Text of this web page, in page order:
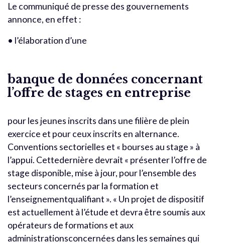
Le communiqué de presse des gouvernements
annonce, en effet :
• l’élaboration d’une
banque de données concernant
l’offre de stages en entreprise
pour les jeunes inscrits dans une filière de plein
exercice et pour ceux inscrits en alternance.
Conventions sectorielles et « bourses au stage » à
l’appui. Cettedernière devrait « présenter l’offre de
stage disponible, mise à jour, pour l’ensemble des
secteurs concernés par la formation et
l’enseignementqualifiant ». « Un projet de dispositif
est actuellement à l’étude et devra être soumis aux
opérateurs de formations et aux
administrationsconcernées dans les semaines qui